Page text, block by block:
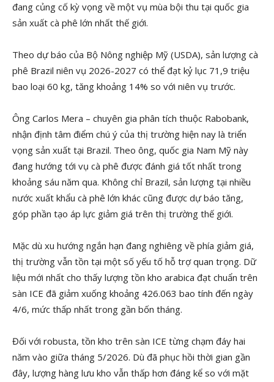
đang củng cố kỳ vọng về một vụ mùa bội thu tại quốc gia
sản xuất cà phê lớn nhất thế giới.
Theo dự báo của Bộ Nông nghiệp Mỹ (USDA), sản lượng cà
phê Brazil niên vụ 2026-2027 có thể đạt kỷ lục 71,9 triệu
bao loại 60 kg, tăng khoảng 14% so với niên vụ trước.
Ông Carlos Mera – chuyên gia phân tích thuộc Rabobank,
nhận định tâm điểm chú ý của thị trường hiện nay là triển
vọng sản xuất tại Brazil. Theo ông, quốc gia Nam Mỹ này
đang hướng tới vụ cà phê được đánh giá tốt nhất trong
khoảng sáu năm qua. Không chỉ Brazil, sản lượng tại nhiều
nước xuất khẩu cà phê lớn khác cũng được dự báo tăng,
góp phần tạo áp lực giảm giá trên thị trường thế giới.
Mặc dù xu hướng ngắn hạn đang nghiêng về phía giảm giá,
thị trường vẫn tồn tại một số yếu tố hỗ trợ quan trọng. Dữ
liệu mới nhất cho thấy lượng tồn kho arabica đạt chuẩn trên
sàn ICE đã giảm xuống khoảng 426.063 bao tính đến ngày
4/6, mức thấp nhất trong gần bốn tháng.
Đối với robusta, tồn kho trên sàn ICE từng chạm đáy hai
năm vào giữa tháng 5/2026. Dù đã phục hồi thời gian gần
đây, lượng hàng lưu kho vẫn thấp hơn đáng kể so với mặt